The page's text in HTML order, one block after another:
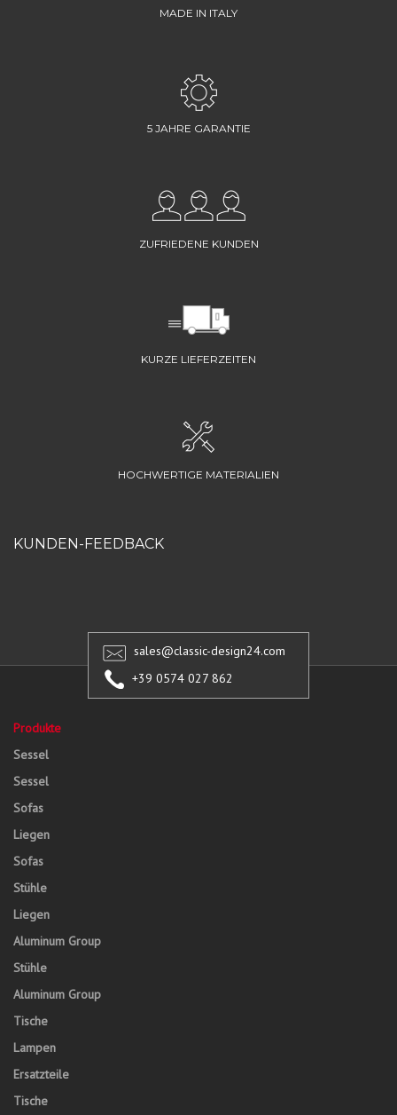
MADE IN ITALY
5 JAHRE GARANTIE
ZUFRIEDENE KUNDEN
KURZE LIEFERZEITEN
HOCHWERTIGE MATERIALIEN
KUNDEN-FEEDBACK
sales@classic-design24.com
+39 0574 027 862
Produkte
Sessel
Sessel
Sofas
Liegen
Sofas
Stühle
Liegen
Aluminum Group
Stühle
Aluminum Group
Tische
Lampen
Ersatzteile
Tische